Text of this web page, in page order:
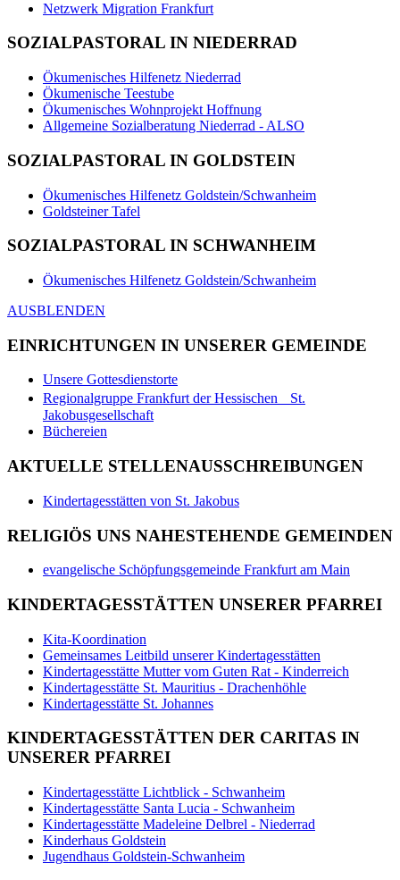
Netzwerk Migration Frankfurt
SOZIALPASTORAL IN NIEDERRAD
Ökumenisches Hilfenetz Niederrad
Ökumenische Teestube
Ökumenisches Wohnprojekt Hoffnung
Allgemeine Sozialberatung Niederrad - ALSO
SOZIALPASTORAL IN GOLDSTEIN
Ökumenisches Hilfenetz Goldstein/Schwanheim
Goldsteiner Tafel
SOZIALPASTORAL IN SCHWANHEIM
Ökumenisches Hilfenetz Goldstein/Schwanheim
AUSBLENDEN
EINRICHTUNGEN IN UNSERER GEMEINDE
Unsere Gottesdienstorte
Regionalgruppe Frankfurt der Hessischen St.
Jakobusgesellschaft
Büchereien
AKTUELLE STELLENAUSSCHREIBUNGEN
Kindertagesstätten von St. Jakobus
RELIGIÖS UNS NAHESTEHENDE GEMEINDEN
evangelische Schöpfungsgemeinde Frankfurt am Main
KINDERTAGESSTÄTTEN UNSERER PFARREI
Kita-Koordination
Gemeinsames Leitbild unserer Kindertagesstätten
Kindertagesstätte Mutter vom Guten Rat - Kinderreich
Kindertagesstätte St. Mauritius - Drachenhöhle
Kindertagesstätte St. Johannes
KINDERTAGESSTÄTTEN DER CARITAS IN
UNSERER PFARREI
Kindertagesstätte Lichtblick - Schwanheim
Kindertagesstätte Santa Lucia - Schwanheim
Kindertagesstätte Madeleine Delbrel - Niederrad
Kinderhaus Goldstein
Jugendhaus Goldstein-Schwanheim